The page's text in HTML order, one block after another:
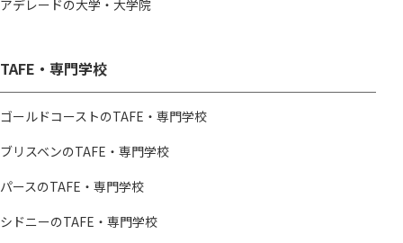
アデレードの大学・大学院
TAFE・専門学校
ゴールドコーストのTAFE・専門学校
ブリスベンのTAFE・専門学校
パースのTAFE・専門学校
シドニーのTAFE・専門学校